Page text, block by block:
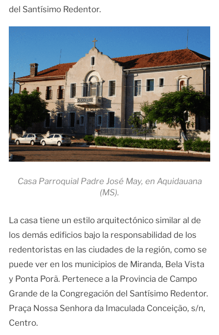
del Santísimo Redentor.
Casa Parroquial Padre José May, en Aquidauana
(MS).
La casa tiene un estilo arquitectónico similar al de
los demás edificios bajo la responsabilidad de los
redentoristas en las ciudades de la región, como se
puede ver en los municipios de Miranda, Bela Vista
y Ponta Porã. Pertenece a la Provincia de Campo
Grande de la Congregación del Santísimo Redentor.
Praça Nossa Senhora da Imaculada Conceição, s/n,
Centro.